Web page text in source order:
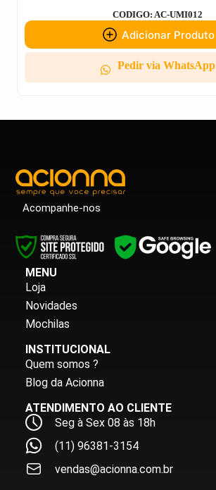
CODIGO: AC-UMI012
Adicionar Produto
Pedir via WhatsApp
Acompanhe-nos
MENU
Loja
Novidades
Mochilas
INSTITUCIONAL
Quem somos ?
Blog da Acionna
ATENDIMENTO AO CLIENTE
Seg à Sex 08 às 18h
(11) 96381-3154
vendas@acionna.com.br